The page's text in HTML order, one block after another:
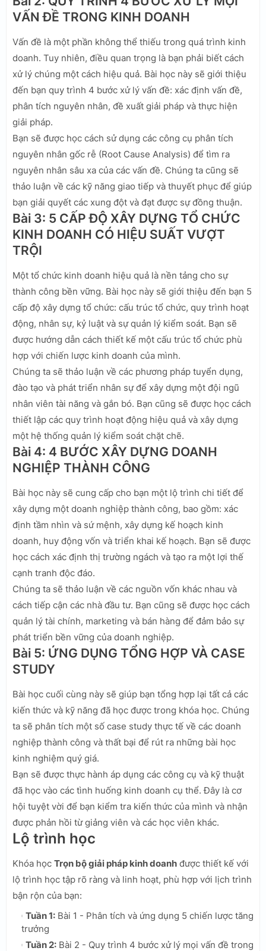
VẤN ĐỀ TRONG KINH DOANH
Vấn đề là một phần không thể thiếu trong quá trình kinh
doanh. Tuy nhiên, điều quan trọng là bạn phải biết cách
xử lý chúng một cách hiệu quả. Bài học này sẽ giới thiệu
đến bạn quy trình 4 bước xử lý vấn đề: xác định vấn đề,
phân tích nguyên nhân, đề xuất giải pháp và thực hiện
giải pháp.
Bạn sẽ được học cách sử dụng các công cụ phân tích
nguyên nhân gốc rễ (Root Cause Analysis) để tìm ra
nguyên nhân sâu xa của các vấn đề. Chúng ta cũng sẽ
thảo luận về các kỹ năng giao tiếp và thuyết phục để giúp
bạn giải quyết các xung đột và đạt được sự đồng thuận.
Bài 3: 5 CẤP ĐỘ XÂY DỰNG TỔ CHỨC
KINH DOANH CÓ HIỆU SUẤT VƯỢT
TRỘI
Một tổ chức kinh doanh hiệu quả là nền tảng cho sự
thành công bền vững. Bài học này sẽ giới thiệu đến bạn 5
cấp độ xây dựng tổ chức: cấu trúc tổ chức, quy trình hoạt
động, nhân sự, kỷ luật và sự quản lý kiểm soát. Bạn sẽ
được hướng dẫn cách thiết kế một cấu trúc tổ chức phù
hợp với chiến lược kinh doanh của mình.
Chúng ta sẽ thảo luận về các phương pháp tuyển dụng,
đào tạo và phát triển nhân sự để xây dựng một đội ngũ
nhân viên tài năng và gắn bó. Bạn cũng sẽ được học cách
thiết lập các quy trình hoạt động hiệu quả và xây dựng
một hệ thống quản lý kiểm soát chặt chẽ.
Bài 4: 4 BƯỚC XÂY DỰNG DOANH
NGHIỆP THÀNH CÔNG
Bài học này sẽ cung cấp cho bạn một lộ trình chi tiết để
xây dựng một doanh nghiệp thành công, bao gồm: xác
định tầm nhìn và sứ mệnh, xây dựng kế hoạch kinh
doanh, huy động vốn và triển khai kế hoạch. Bạn sẽ được
học cách xác định thị trường ngách và tạo ra một lợi thế
cạnh tranh độc đáo.
Chúng ta sẽ thảo luận về các nguồn vốn khác nhau và
cách tiếp cận các nhà đầu tư. Bạn cũng sẽ được học cách
quản lý tài chính, marketing và bán hàng để đảm bảo sự
phát triển bền vững của doanh nghiệp.
Bài 5: ỨNG DỤNG TỔNG HỢP VÀ CASE
STUDY
Bài học cuối cùng này sẽ giúp bạn tổng hợp lại tất cả các
kiến thức và kỹ năng đã học được trong khóa học. Chúng
ta sẽ phân tích một số case study thực tế về các doanh
nghiệp thành công và thất bại để rút ra những bài học
kinh nghiệm quý giá.
Bạn sẽ được thực hành áp dụng các công cụ và kỹ thuật
đã học vào các tình huống kinh doanh cụ thể. Đây là cơ
hội tuyệt vời để bạn kiểm tra kiến thức của mình và nhận
được phản hồi từ giảng viên và các học viên khác.
Lộ trình học
Khóa học Trọn bộ giải pháp kinh doanh được thiết kế với
lộ trình học tập rõ ràng và linh hoạt, phù hợp với lịch trình
bận rộn của bạn:
Tuần 1: Bài 1 - Phân tích và ứng dụng 5 chiến lược tăng
trưởng
Tuần 2: Bài 2 - Quy trình 4 bước xử lý mọi vấn đề trong